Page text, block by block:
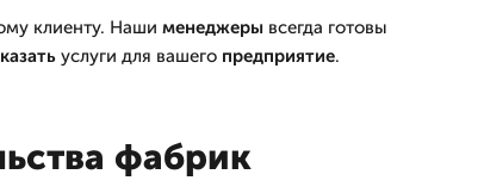
клиенту. Наши менеджерывсегда готовы
услуги для вашего предприятие.
фабрик